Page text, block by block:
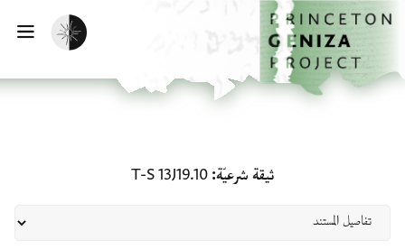
إلى المحتوى الرئيسي
الرئيسية
تفعيل الوضع المظلم
ثيقة شرعيّة T-S 13J19.10